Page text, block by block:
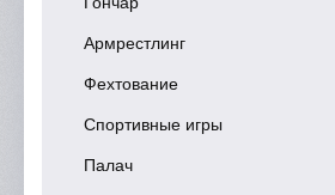
Армрестлинг
Фехтование
Спортивные игры
Палач